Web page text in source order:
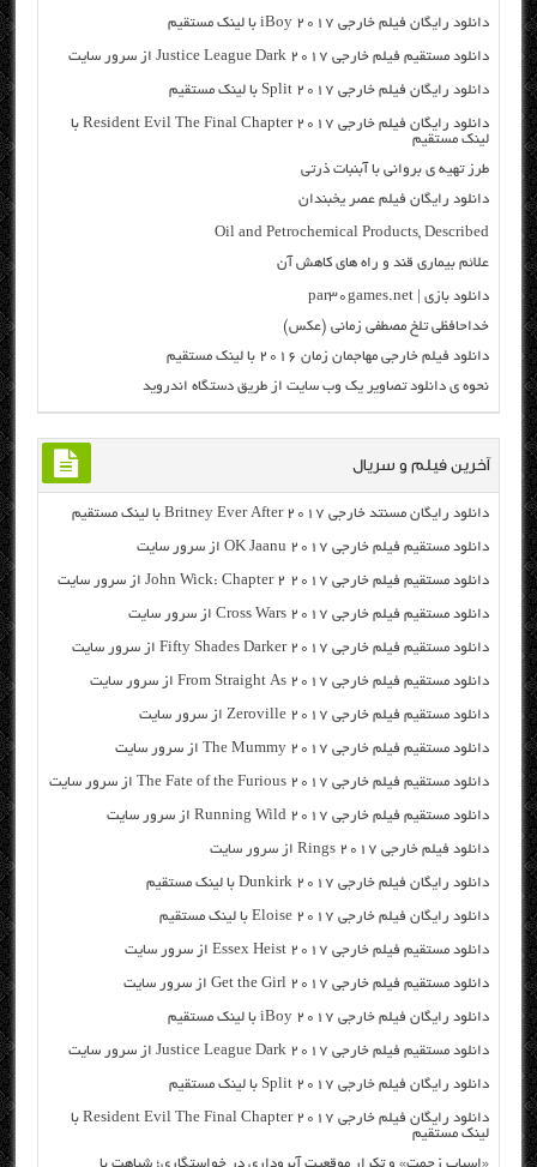
دانلود رایگان فیلم خارجی iBoy 2017 با لینک مستقیم
دانلود مستقیم فیلم خارجی Justice League Dark 2017 از سرور سایت
دانلود رایگان فیلم خارجی Split 2017 با لینک مستقیم
دانلود رایگان فیلم خارجی Resident Evil The Final Chapter 2017 با
لینک مستقیم
طرز تهیه ی بروانی با آبنبات ذرتی
دانلود رایگان فیلم عصر یخبندان
Oil and Petrochemical Products, Described
علائم بیماری قند و راه های کاهش آن
دانلود بازی | par30games.net
خداحافظی تلخ مصطفی زمانی (عکس)
دانلود فیلم خارجی مهاجمان زمان ۲۰۱۶ با لینک مستقیم
نحوه ی دانلود تصاویر یک وب سایت از طریق دستگاه اندروید
آخرین فیلم و سریال
دانلود رایگان مسنتد خارجی Britney Ever After 2017 با لینک مستقیم
دانلود مستقیم فیلم خارجی OK Jaanu 2017 از سرور سایت
دانلود مستقیم فیلم خارجی John Wick: Chapter 2 2017 از سرور سایت
دانلود مستقیم فیلم خارجی Cross Wars 2017 از سرور سایت
دانلود مستقیم فیلم خارجی Fifty Shades Darker 2017 از سرور سایت
دانلود مستقیم فیلم خارجی From Straight As 2017 از سرور سایت
دانلود مستقیم فیلم خارجی Zeroville 2017 از سرور سایت
دانلود مستقیم فیلم خارجی The Mummy 2017 از سرور سایت
دانلود مستقیم فیلم خارجی The Fate of the Furious 2017 از سرور سایت
دانلود مستقیم فیلم خارجی Running Wild 2017 از سرور سایت
دانلود فیلم خارجی Rings 2017 از سرور سایت
دانلود رایگان فیلم خارجی Dunkirk 2017 با لینک مستقیم
دانلود رایگان فیلم خارجی Eloise 2017 با لینک مستقیم
دانلود مستقیم فیلم خارجی Essex Heist 2017 از سرور سایت
دانلود مستقیم فیلم خارجی Get the Girl 2017 از سرور سایت
دانلود رایگان فیلم خارجی iBoy 2017 با لینک مستقیم
دانلود مستقیم فیلم خارجی Justice League Dark 2017 از سرور سایت
دانلود رایگان فیلم خارجی Split 2017 با لینک مستقیم
دانلود رایگان فیلم خارجی Resident Evil The Final Chapter 2017 با
لینک مستقیم